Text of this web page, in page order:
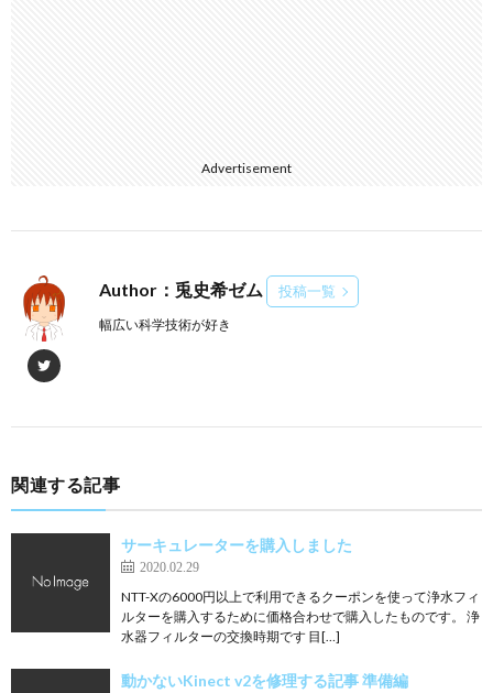
Advertisement
Author：兎史希ゼム 投稿一覧
幅広い科学技術が好き
関連する記事
サーキュレーターを購入しました
2020.02.29
NTT-Xの6000円以上で利用できるクーポンを使って浄水フィ
ルターを購入するために価格合わせで購入したものです。 浄
水器フィルターの交換時期です 目[…]
動かないKinect v2を修理する記事 準備編